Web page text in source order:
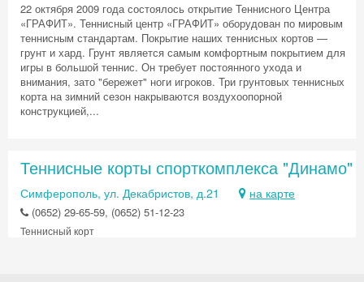
22 октября 2009 года состоялось открытие Теннисного Центра
«ГРАФИТ». Теннисный центр «ГРАФИТ» оборудован по мировым
теннисным стандартам. Покрытие наших теннисных кортов —
грунт и хард. Грунт является самым комфортным покрытием для
игры в большой теннис. Он требует постоянного ухода и
внимания, зато "бережет" ноги игроков. Три грунтовых теннисных
корта на зимний сезон накрываются воздухоопорной
конструкцией,...
Теннисные корты спорткомплекса "Динамо"
Симферополь, ул. Декабристов, д.21 на карте
(0652) 29-65-59, (0652) 51-12-23
Теннисный корт